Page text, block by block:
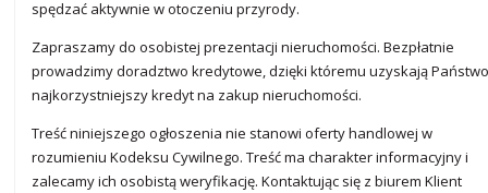
spędzać aktywnie w otoczeniu przyrody.
Zapraszamy do osobistej prezentacji nieruchomości. Bezpłatnie
prowadzimy doradztwo kredytowe, dzięki któremu uzyskają Państwo
najkorzystniejszy kredyt na zakup nieruchomości.
Treść niniejszego ogłoszenia nie stanowi oferty handlowej w
rozumieniu Kodeksu Cywilnego. Treść ma charakter informacyjny i
zalecamy ich osobistą weryfikację. Kontaktując się z biurem Klient